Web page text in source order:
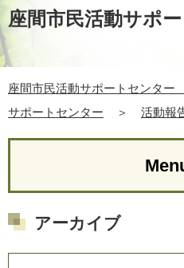
座間市民活動サポ
座間市民活動サポートセンター
サポートセンター
＞ 活動報
アーカイブ